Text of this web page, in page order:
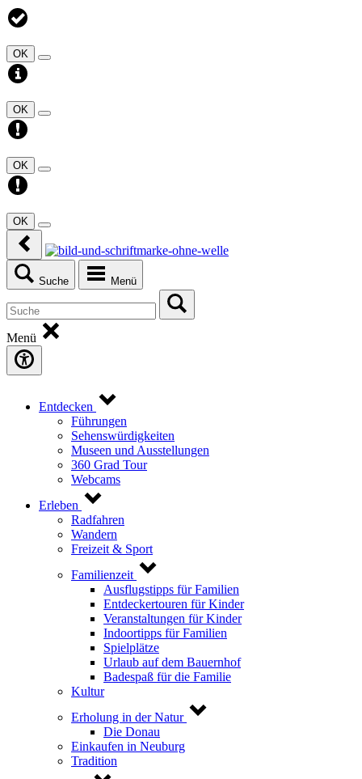
OK
OK
OK
OK
Suche Menü
Menü
Entdecken
Führungen
Sehenswürdigkeiten
Museen und Ausstellungen
360 Grad Tour
Webcams
Erleben
Radfahren
Wandern
Freizeit & Sport
Familienzeit
Ausflugstipps für Familien
Entdeckertouren für Kinder
Veranstaltungen für Kinder
Indoortipps für Familien
Spielplätze
Urlaub auf dem Bauernhof
Badespaß für die Familie
Kultur
Erholung in der Natur
Die Donau
Einkaufen in Neuburg
Tradition